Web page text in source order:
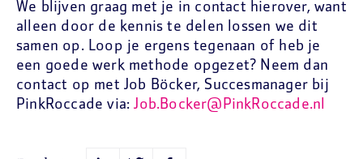
We blijven graag met je in contact hierover, want
alleen door de kennis te delen lossen we dit
samen op. Loop je ergens tegenaan of heb je
een goede werk methode opgezet? Neem dan
contact op met Job Böcker, Succesmanager bij
PinkRoccade via:Job.Bocker@PinkRoccade.nl